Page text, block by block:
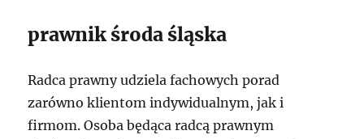
prawnik środa śląska
Radca prawny udziela fachowych porad
zarówno klientom indywidualnym, jak i
firmom. Osoba będąca radcą prawnym